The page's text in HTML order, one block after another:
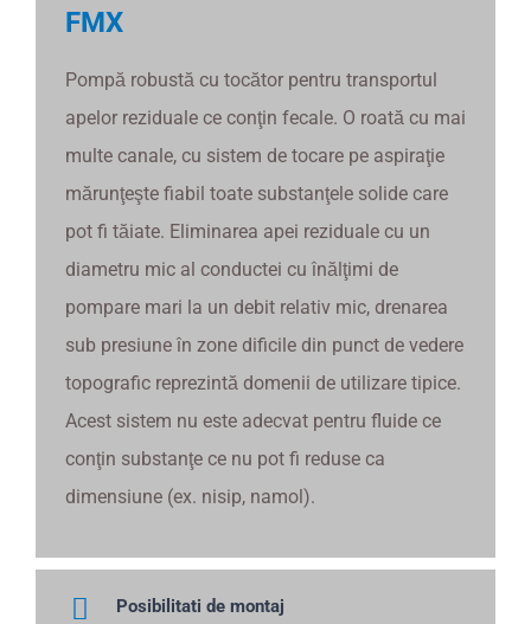
FMX
Pompă robustă cu tocător pentru transportul
apelor reziduale ce conţin fecale. O roată cu mai
multe canale, cu sistem de tocare pe aspiraţie
mărunţeşte fiabil toate substanţele solide care
pot fi tăiate. Eliminarea apei reziduale cu un
diametru mic al conductei cu înălţimi de
pompare mari la un debit relativ mic, drenarea
sub presiune în zone dificile din punct de vedere
topografic reprezintă domenii de utilizare tipice.
Acest sistem nu este adecvat pentru fluide ce
conţin substanţe ce nu pot fi reduse ca
dimensiune (ex. nisip, namol).
Posibilitati de montaj